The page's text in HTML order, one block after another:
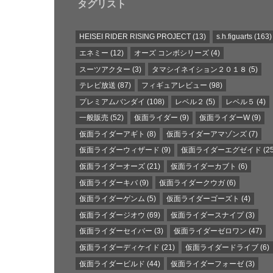
タグリスト
HEISEI RIDER RISING PROJECT (13) s.h.figuarts (163)
エネミー (12) オーズ コンボシリーズ (4)
スーツアクター (3) タマシイネイション２０１８ (5)
テレビ放送 (87) フィギュアレビュー (98)
プレミアムバンダイ (108) レベル２ (5) レベル５ (4)
一般販売 (52) 仮面ライダー (9) 仮面ライダーW(9)
仮面ライダーアギト (8) 仮面ライダーアマゾンズ (7)
仮面ライダーウィザード (9) 仮面ライダーエグゼイド
仮面ライダーオーズ (21) 仮面ライダーカブト (6)
仮面ライダーキバ (9) 仮面ライダークウガ (6)
仮面ライダーゲンム (5) 仮面ライダーゴーズト (4)
仮面ライダージオウ (69) 仮面ライダースナイプ(3)
仮面ライダーセイバー (3) 仮面ライダーゼロワン (47)
仮面ライダーディケイド (21) 仮面ライダードライブ (6)
仮面ライダービルド (44) 仮面ライダーフォーゼ (3)